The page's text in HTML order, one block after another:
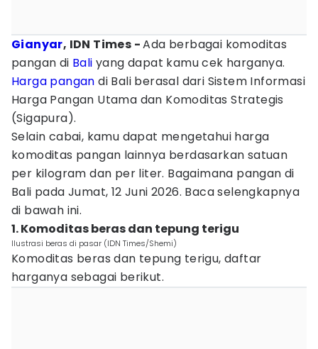
Gianyar, IDN Times -Ada berbagai komoditas
pangan di Bali yang dapat kamu cek harganya.
Harga pangan di Bali berasal dari Sistem Informasi
Harga Pangan Utama dan Komoditas Strategis
(Sigapura).
Selain cabai, kamu dapat mengetahui harga
komoditas pangan lainnya berdasarkan satuan
per kilogram dan per liter. Bagaimana pangan di
Bali pada Jumat, 12 Juni 2026. Baca selengkapnya
di bawah ini.
1. Komoditas beras dan tepung terigu
Ilustrasi beras di pasar (IDN Times/Shemi)
Komoditas beras dan tepung terigu, daftar
harganya sebagai berikut.